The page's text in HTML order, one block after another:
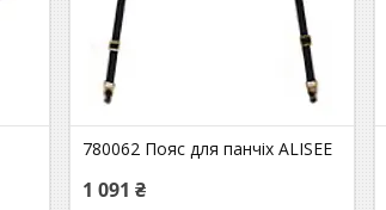
780062 Пояс для панчіх ALISEE
1 091 ₴